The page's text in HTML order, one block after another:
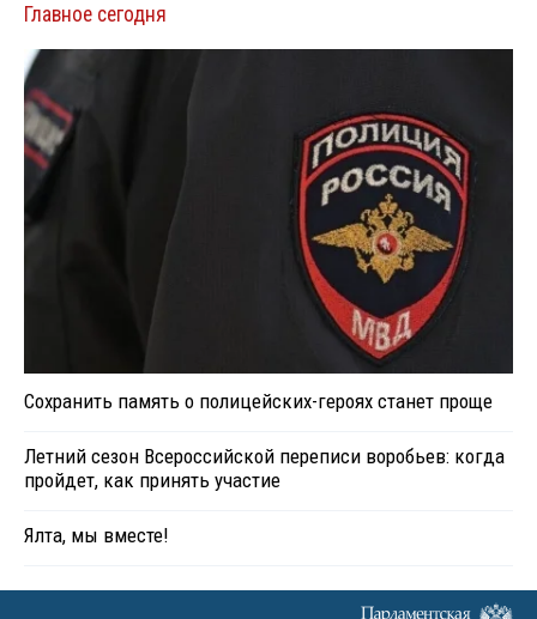
Главное сегодня
Сохранить память о полицейских-героях станет проще
Летний сезон Всероссийской переписи воробьев: когда
пройдет, как принять участие
Ялта, мы вместе!